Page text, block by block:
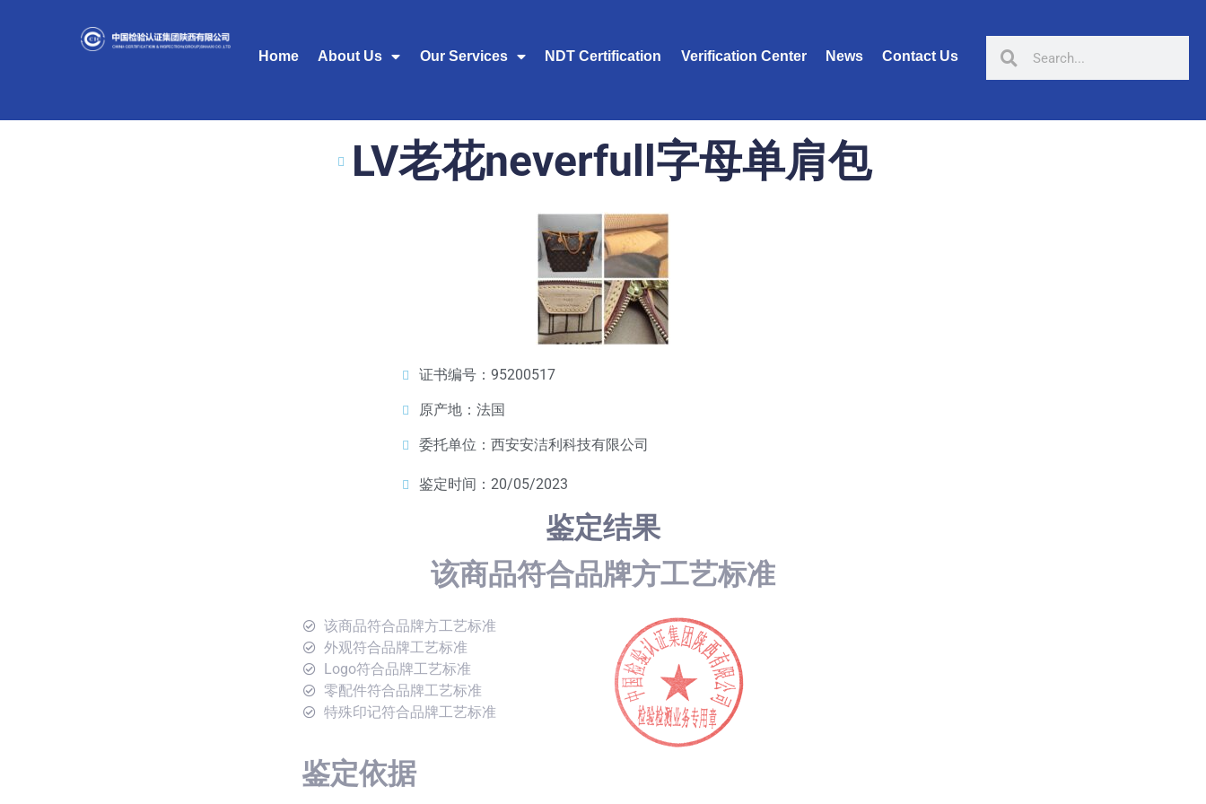
Home About Us Our Services NDT Certification Verification Center News Contact Us
LV老花neverfull字母单肩包
证书编号：95200517
原产地：法国
委托单位：西安安洁利科技有限公司
鉴定时间：20/05/2023
鉴定结果
该商品符合品牌方工艺标准
该商品符合品牌方工艺标准
外观符合品牌工艺标准
Logo符合品牌工艺标准
零配件符合品牌工艺标准
特殊印记符合品牌工艺标准
鉴定依据